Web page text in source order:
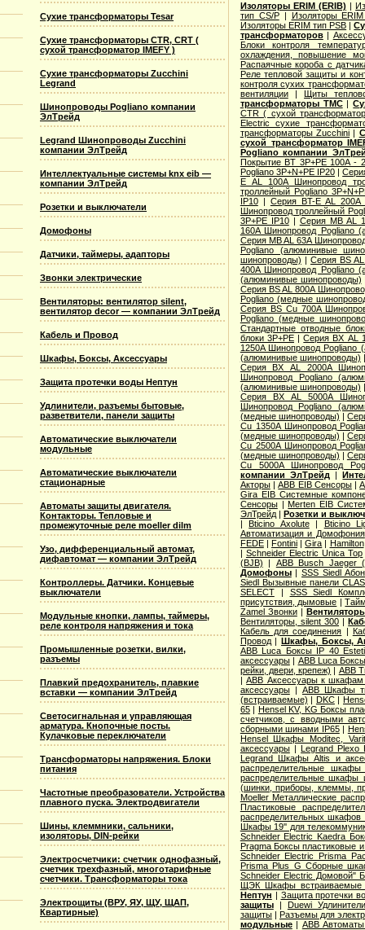
Сухие трансформаторы Tesar
Сухие трансформаторы CTR, CRT (
сухой трансформатор IMEFY )
Сухие трансформаторы Zucchini
Legrand
Шинопроводы Pogliano компании
ЭлТрейд
Legrand Шинопроводы Zucchini
компании ЭлТрейд
Интеллектуальные системы knx eib —
компании ЭлТрейд
Розетки и выключатели
Домофоны
Датчики, таймеры, адапторы
Звонки электрические
Вентиляторы: вентилятор silent,
вентилятор decor — компании ЭлТрейд
Кабель и Провод
Шкафы, Боксы, Аксессуары
Защита протечки воды Нептун
Удлинители, разъемы бытовые,
разветвители, панели защиты
Автоматические выключатели
модульные
Автоматические выключатели
стационарные
Автоматы защиты двигателя.
Контакторы. Тепловые и
промежуточные реле moeller dilm
Узо, дифференциальный автомат,
дифавтомат — компании ЭлТрейд
Контроллеры. Датчики. Концевые
выключатели
Модульные кнопки, лампы, таймеры,
реле контроля напряжения и тока
Промышленные розетки, вилки,
разъемы
Плавкий предохранитель, плавкие
вставки — компании ЭлТрейд
Светосигнальная и управляющая
арматура. Кнопочные посты.
Кулачковые переключатели
Трансформаторы напряжения. Блоки
питания
Частотные преобразователи. Устройства
плавного пуска. Электродвигатели
Шины, клеммники, сальники,
изоляторы, DIN-рейки
Электросчетчики: счетчик однофазный,
счетчик трехфазный, многотарифные
счетчики. Трансформаторы тока
Электрощиты (ВРУ, ЯУ, ЩУ, ЩАП,
Квартирные)
Изоляторы ERIM (ERIB) |
тип CS/P| Изоляторы
Изоляторы ERIM тип PSB |
трансформаторов|
Блоки контроля
охлаждения, повышение
Распаячные короба с
Реле тепловой защиты и
контроля сухих
вентиляции|Щиты
трансформаторы TMC|
CTR ( сухой
Electric cухие
трансформаторы Zucchini |
сухой трансформатор
Pogliano компании
Покрытие BT 3P+PE 100A -
Pogliano 3P+N+PE IP20|
E AL 100A Шинопровод
троллейный Pogliano
IP10| Серия BT-E AL 200A
Шинопровод троллейный
3P+PE IP10| Серия MB AL
160A Шинопровод Pogliano
Серия MB AL 63A
Pogliano (алюминивые
шинопроводы) |Серия ВS
400A Шинопровод Pogliano
(алюминивые шинопроводы)
Серия ВS AL 800A
Pogliano (медные
Серия ВS Cu 700A
Pogliano (медные
Стандартные отводные
блоки 3P+PE|Серия ВХ AL
1250A Шинопровод
(алюминивые шинопроводы)
Серия ВХ AL 2000A
Шинопровод Pogliano
(алюминивые шинопроводы)
Серия ВХ AL 5000A
Шинопровод Pogliano
(медные шинопроводы) |
Cu 1350A Шинопровод
(медные шинопроводы) |
Cu 2500A Шинопровод
(медные шинопроводы) |
Cu 5000A Шинопровод
компании ЭлТрейд |
Акторы|ABB EIB Сенсоры|
Gira EIB Системные
Сенсоры|Merten EIB
ЭлТрейд|Розетки и
|Bticino Axolute| Bticino
Автоматизация и Домофония
FEDE|Fontini |Gira | Hamilton
| Schneider Electric Unica Top
(BJB) | АВВ Busch Jaeger
Домофоны|SSS Siedl
Siedl Вызывные панели
SELECT| SSS Siedl
присутствия, дымовые |
Zamel Звонки|
Вентиляторы, silent 300 |
Кабель для соединения |
Провод| Шкафы, Боксы,
ABB Luca Боксы IP 40
аксессуары| ABB Luca
рейки, двери, крепеж) | ABB
|ABB Аксессуары к шкафам
аксессуары| ABB Шкафы
(встраиваемые) | DKC|
65| Hensel KV, KG Боксы
счетчиков, с вводными
сборными шинами IP65|
Hensel Шкафы Moditec,
аксессуары|Legrand Plexo
Legrand Шкафы Altis и
распределительные
распределительные
(шинки, приборы, клеммы,
Moeller Металлические
Пластиковые
распределительных
Шкафы 19'' для
Schneider Electric Kaedra
Pragma Боксы пластиковые
Schneider Electric Prisma
Prisma Plus G Сборные
Schneider Electric Домовой"
ЩЭК Шкафы встраиваемые
Нептун | Защита протечки
защиты| Duewi
защиты|Разъемы для
модульные| ABB